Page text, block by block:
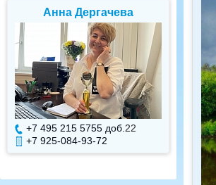
Анна Дергачева
+7 495 215 5755 доб. 22
+7 925-084-93-72